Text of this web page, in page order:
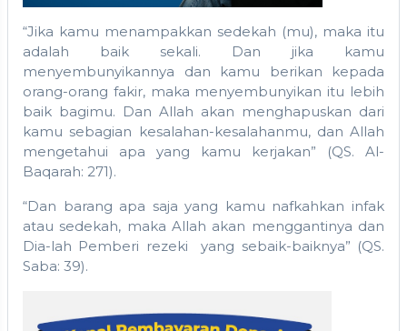
“Jika kamu menampakkan sedekah (mu), maka itu
adalah baik sekali. Dan jika kamu
menyembunyikannya dan kamu berikan kepada
orang-orang fakir, maka menyembunyikan itu lebih
baik bagimu. Dan Allah akan menghapuskan dari
kamu sebagian kesalahan-kesalahanmu, dan Allah
mengetahui apa yang kamu kerjakan” (QS. Al-
Baqarah: 271).
“Dan barang apa saja yang kamu nafkahkan infak
atau sedekah, maka Allah akan menggantinya dan
Dia-lah Pemberi rezeki yang sebaik-baiknya” (QS.
Saba: 39).